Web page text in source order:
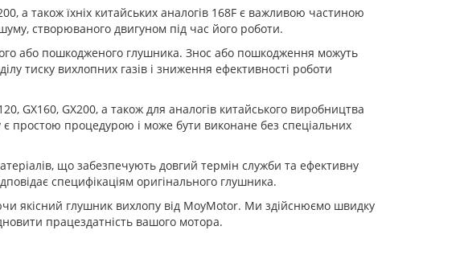
а також їхніх китайських аналогів 168F є важливою частиною
створюваного двигуном під час його роботи.
або пошкодженого глушника. Знос або пошкодження можуть
тиску вихлопних газів і зниження ефективності роботи
GX160, GX200, а також для аналогів китайського виробництва
простою процедурою і може бути виконане без спеціальних
що забезпечують довгий термін служби та ефективну
специфікаціям оригінального глушника.
якісний глушник вихлопу від MoyMotor. Ми здійснюємо швидку
працездатність вашого мотора.